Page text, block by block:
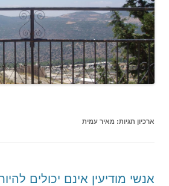
ארכיון תגיות: מאיר עמית
אנשי מודיעין אינם יכולים